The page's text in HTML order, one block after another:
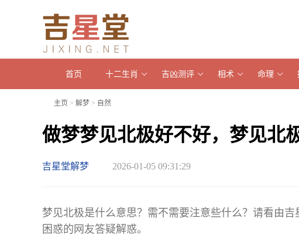
首页 十二生肖 吉凶测评 相术 命理
主页 > 解梦 > 自然
做梦梦见北极好不好，梦见北
吉星堂解梦 2026-01-05 09:31:29
梦见北极是什么意思？需不需要注意些什么？请看由
困惑的网友答疑解惑。